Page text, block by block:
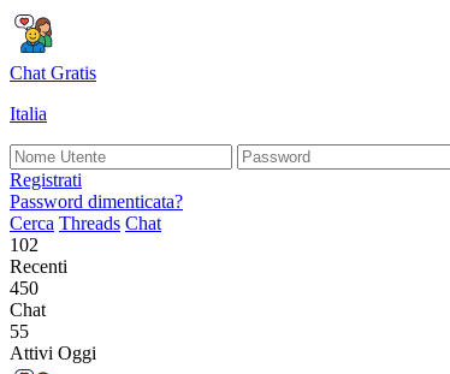
Chat Gratis
Italia
Registrati
Password dimenticata?
Cerca Threads Chat
102
Recenti
450
Chat
55
Attivi Oggi